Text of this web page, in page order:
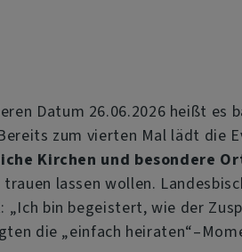
Datum 26.06.2026 heißt es
zum vierten Mal lädt die
Kirchen und besondere
lassen wollen.
bin begeistert, wie der
die „einfach